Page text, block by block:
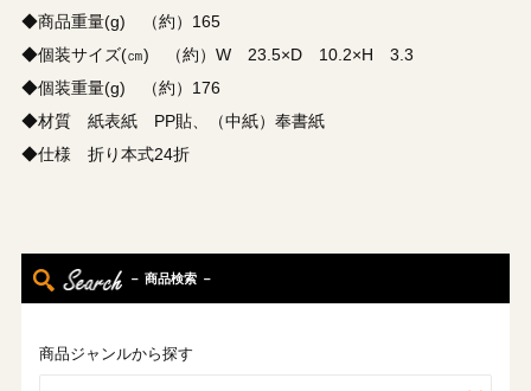
◆商品重量(g) （約）165
◆個装サイズ(㎝) （約）W 23.5×D 10.2×H 3.3
◆個装重量(g) （約）176
◆材質 紙表紙 PP貼、（中紙）奉書紙
◆仕様 折り本式24折
－ 商品検索 －
商品ジャンルから探す